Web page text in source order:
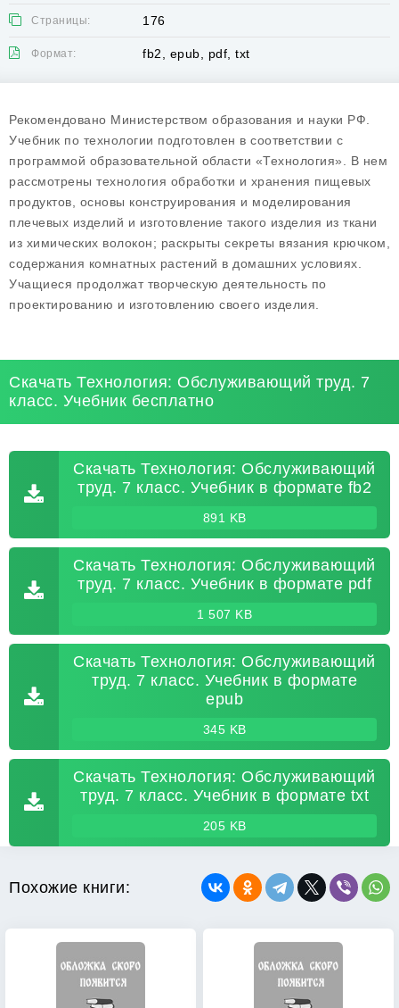
Страницы: 176
Формат: fb2, epub, pdf, txt
Рекомендовано Министерством образования и науки РФ.
Учебник по технологии подготовлен в соответствии с
программой образовательной области «Технология». В нем
рассмотрены технология обработки и хранения пищевых
продуктов, основы конструирования и моделирования
плечевых изделий и изготовление такого изделия из ткани
из химических волокон; раскрыты секреты вязания крючком,
содержания комнатных растений в домашних условиях.
Учащиеся продолжат творческую деятельность по
проектированию и изготовлению своего изделия.
Скачать Технология: Обслуживающий труд. 7
класс. Учебник бесплатно
Скачать Технология: Обслуживающий
труд. 7 класс. Учебник в формате fb2
891 KB
Скачать Технология: Обслуживающий
труд. 7 класс. Учебник в формате pdf
1 507 KB
Скачать Технология: Обслуживающий
труд. 7 класс. Учебник в формате
epub
345 KB
Скачать Технология: Обслуживающий
труд. 7 класс. Учебник в формате txt
205 KB
Похожие книги: